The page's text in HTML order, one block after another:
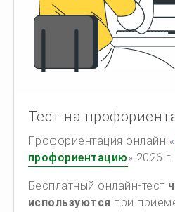
Тест на
Профориентация онлайн «
профориентацию» 2026 г.
Бесплатный онлайн-тест
используются при